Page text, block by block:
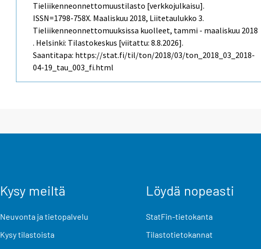
Tieliikenneonnettomuustilasto [verkkojulkaisu].
ISSN=1798-758X. Maaliskuu 2018, Liitetaulukko 3.
Tieliikenneonnettomuuksissa kuolleet, tammi - maaliskuu 2018
. Helsinki: Tilastokeskus [viitattu: 8.8.2026].
Saantitapa: https://stat.fi/til/ton/2018/03/ton_2018_03_2018-
04-19_tau_003_fi.html
Kysy meiltä
Neuvonta ja tietopalvelu
Kysy tilastoista
Löydä nopeasti
StatFin-tietokanta
Tilastotietokannat